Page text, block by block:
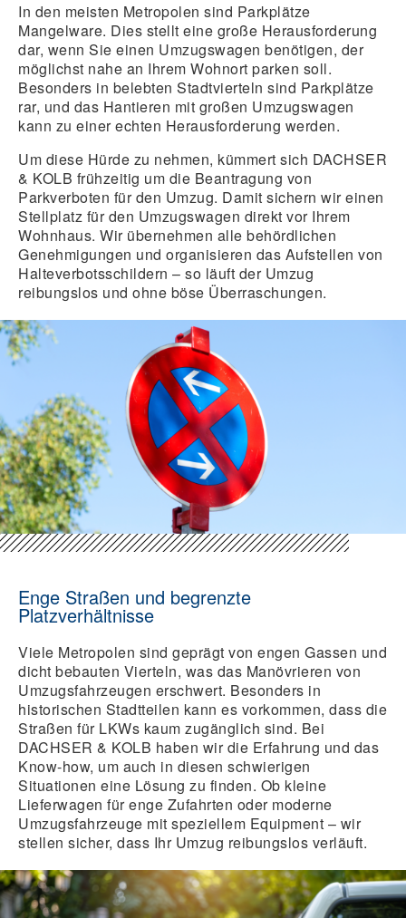
In den meisten Metropolen sind Parkplätze
Mangelware. Dies stellt eine große Herausforderung
dar, wenn Sie einen Umzugswagen benötigen, der
möglichst nahe an Ihrem Wohnort parken soll.
Besonders in belebten Stadtvierteln sind Parkplätze
rar, und das Hantieren mit großen Umzugswagen
kann zu einer echten Herausforderung werden.
Um diese Hürde zu nehmen, kümmert sich DACHSER
& KOLB frühzeitig um die Beantragung von
Parkverboten für den Umzug. Damit sichern wir einen
Stellplatz für den Umzugswagen direkt vor Ihrem
Wohnhaus. Wir übernehmen alle behördlichen
Genehmigungen und organisieren das Aufstellen von
Halteverbotsschildern – so läuft der Umzug
reibungslos und ohne böse Überraschungen.
Enge Straßen und begrenzte
Platzverhältnisse
Viele Metropolen sind geprägt von engen Gassen und
dicht bebauten Vierteln, was das Manövrieren von
Umzugsfahrzeugen erschwert. Besonders in
historischen Stadtteilen kann es vorkommen, dass die
Straßen für LKWs kaum zugänglich sind. Bei
DACHSER & KOLB haben wir die Erfahrung und das
Know-how, um auch in diesen schwierigen
Situationen eine Lösung zu finden. Ob kleine
Lieferwagen für enge Zufahrten oder moderne
Umzugsfahrzeuge mit speziellem Equipment – wir
stellen sicher, dass Ihr Umzug reibungslos verläuft.